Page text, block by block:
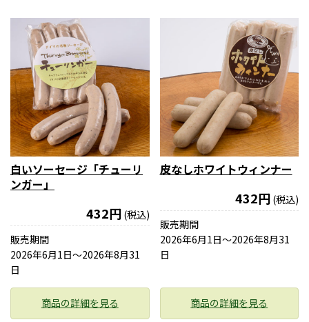
白いソーセージ「チューリ
ンガー」
432円 (税込)
販売期間
2026年6月1日〜2026年8月31
日
商品の詳細を見る
皮なしホワイトウィンナー
432円 (税込)
販売期間
2026年6月1日〜2026年8月31
日
商品の詳細を見る